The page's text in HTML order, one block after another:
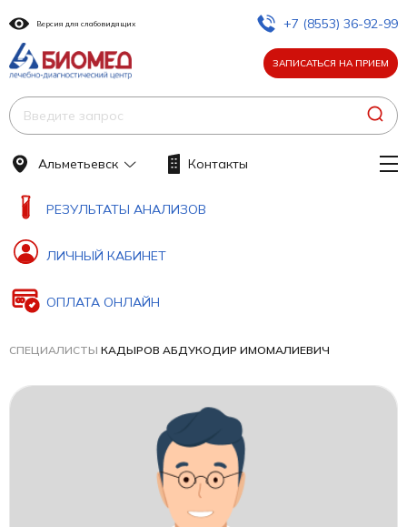
Версия для слабовидящих +7 (8553) 36-92-99
ЗАПИСАТЬСЯ НА ПРИЕМ
РЕЗУЛЬТАТЫ АНАЛИЗОВ
ЛИЧНЫЙ КАБИНЕТ
ОПЛАТА ОНЛАЙН
Альметьевск Контакты
СПЕЦИАЛИСТЫ КАДЫРОВ АБДУКОДИР ИМОМАЛИЕВИЧ